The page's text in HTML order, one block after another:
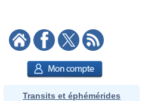
Transits et éphémérides